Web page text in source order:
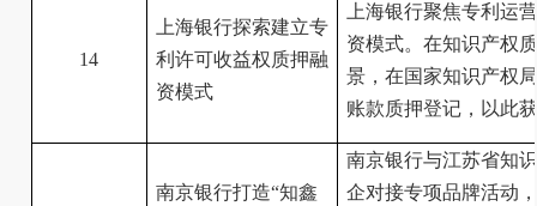
14
上海银行探索建立专
利许可收益权质押融
资模式
上海银行聚焦专利运
资模式。在知识产权
景，在国家知识产权
账款质押登记，以此
南京银行打造“知鑫
南京银行与江苏省知
企对接专项品牌活动